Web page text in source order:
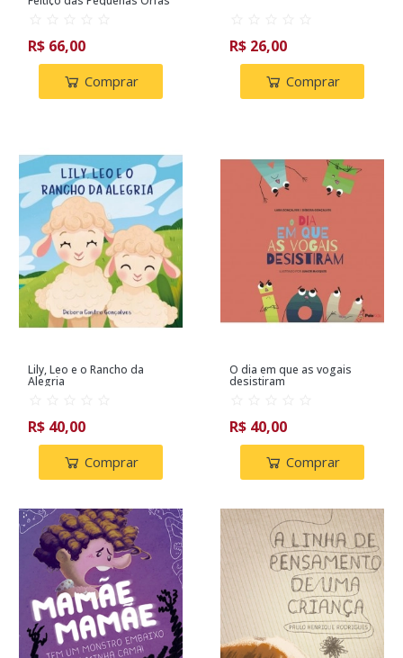
R$ 66,00
Comprar
R$ 26,00
Comprar
Lily, Leo e o Rancho da
Alegria
R$ 40,00
Comprar
O dia em que as vogais
desistiram
R$ 40,00
Comprar